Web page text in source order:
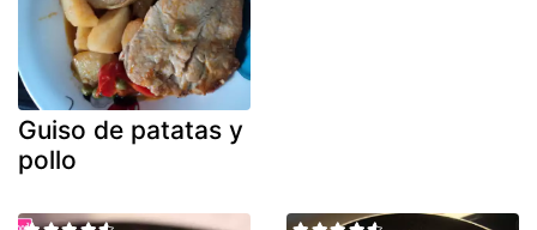
Guiso de patatas y
pollo